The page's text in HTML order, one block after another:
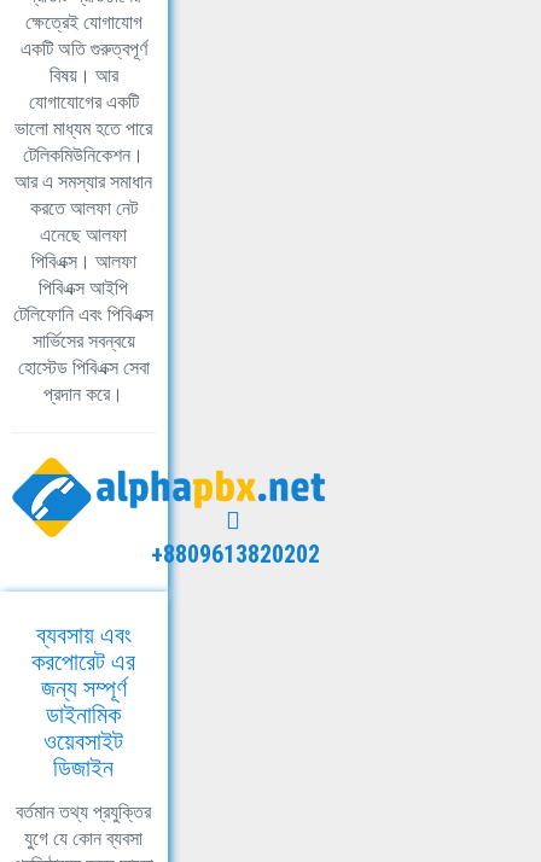
ক্ষেত্রেই যোগাযোগ
একটি অতি গুরুত্বপূর্ণ
বিষয়। আর
যোগাযোগের একটি
ভালো মাধ্যম হতে পারে
টেলিকমিউনিকেশন।
আর এ সমস্যার সমাধান
করতে আলফা নেট
এনেছে আলফা
পিবিএক্স। আলফা
পিবিএক্স আইপি
টেলিফোনি এবং পিবিএক্স
সার্ভিসের সবন্বয়ে
হোস্টেড পিবিএক্স সেবা
প্রদান করে।
+8809613820202
ব্যবসায় এবং
করপোরেট এর
জন্য সম্পূর্ণ
ডাইনামিক
ওয়েবসাইট
ডিজাইন
বর্তমান তথ্য প্রযুক্তির
যুগে যে কোন ব্যবসা